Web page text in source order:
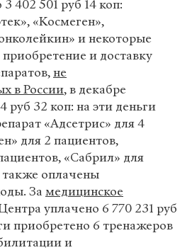
402 501 руб 14 коп:
«Космеген»,
и некоторые
и доставку
не
в России, в декабре
руб 32 коп: на эти деньги
«Адсетрис» для 4
для 2 пациентов,
«Сабрил» для
также оплачены
За медицинское
уплачено 6 770 231 руб
приобретено 6 тренажеров
и